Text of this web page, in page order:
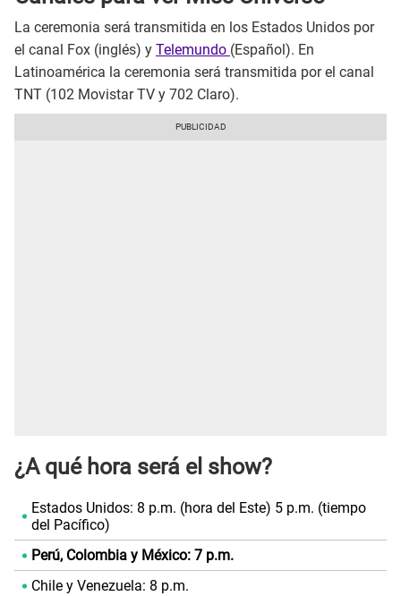
La ceremonia será transmitida en los Estados Unidos por
el canal Fox (inglés) y Telemundo (Español). En
Latinoamérica la ceremonia será transmitida por el canal
TNT (102 Movistar TV y 702 Claro).
¿A qué hora será el show?
Estados Unidos: 8 p.m. (hora del Este) 5 p.m. (tiempo
del Pacífico)
Perú, Colombia y México: 7 p.m.
Chile y Venezuela: 8 p.m.